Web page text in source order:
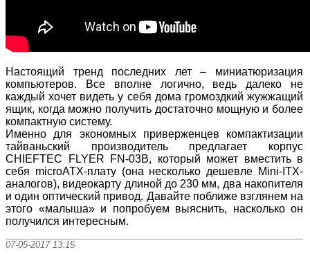
Настоящий тренд последних лет – миниатюризация
компьютеров. Все вполне логично, ведь далеко не
каждый хочет видеть у себя дома громоздкий жужжащий
ящик, когда можно получить достаточно мощную и более
компактную систему.
Именно для экономных приверженцев компактизации
тайваньский производитель предлагает корпус
CHIEFTEC FLYER FN-03B, который может вместить в
себя microATX-плату (она несколько дешевле Mini-ITX-
аналогов), видеокарту длиной до 230 мм, два накопителя
и один оптический привод. Давайте поближе взглянем на
этого «малыша» и попробуем выяснить, насколько он
получился интересным.
07-05-2017 13:15